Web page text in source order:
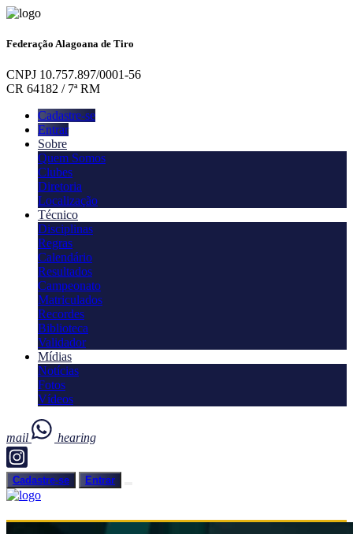
Federação Alagoana de Tiro
CNPJ 10.757.897/0001-56
CR 64182 / 7ª RM
Cadastre-se
Entrar
Sobre
Quem Somos
Clubes
Diretoria
Localização
Técnico
Disciplinas
Regras
Calendário
Resultados
Campeonato
Matriculados
Recordes
Biblioteca
Validador
Mídias
Notícias
Fotos
Vídeos
mail hearing
Cadastre-se Entrar